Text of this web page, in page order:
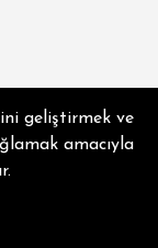
saklıdır.
geliştirmek ve
amacıyla